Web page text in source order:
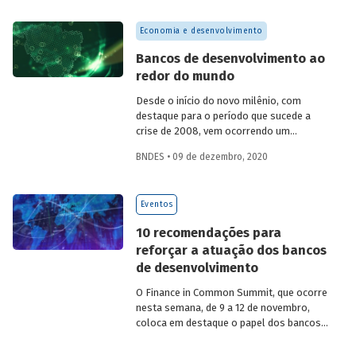
provedores e tomadores de recursos
relacionados aos ODS e quais são os
financiamento, destacando a importância
da coordenação entre os diferentes
financiadores e o papel do BNDES nessa
empreitada.
Economia e desenvolvimento
Bancos de desenvolvimento ao
redor do mundo
Desde o início do novo milênio, com
destaque para o período que sucede a
crise de 2008, vem ocorrendo um
desenvolvimento (BD) como
econômica. Em sintonia com essa
tendência e buscando preencher a
dessas instituições, o Inse e a
AFD desenvolveram em colaboração uma
ampla e inédita base de dados sobre o
instituições estão distribuídas pelo
mundo, em que áreas atuam e de que
forma contribuem para a promoção dos
BNDES • 09 de dezembro, 2020
Eventos
10 recomendações para
reforçar a atuação dos bancos
de desenvolvimento
O Finance in Common Summit, que ocorre
nesta semana, de 9 a 12 de novembro,
coloca em destaque o papel dos bancos